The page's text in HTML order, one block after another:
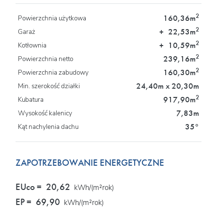
Powierzchnia użytkowa 160,36m2
Garaż + 22,53m2
Kotłownia + 10,59m2
Powierzchnia netto 239,16m2
Powierzchnia zabudowy 160,30m2
Min. szerokość działki 24,40m x 20,30m
Kubatura 917,90m2
Wysokość kalenicy 7,83m
Kąt nachylenia dachu 35°
ZAPOTRZEBOWANIE ENERGETYCZNE
EUco = 20,62 kWh/(m²rok)
EP = 69,90 kWh/(m²rok)